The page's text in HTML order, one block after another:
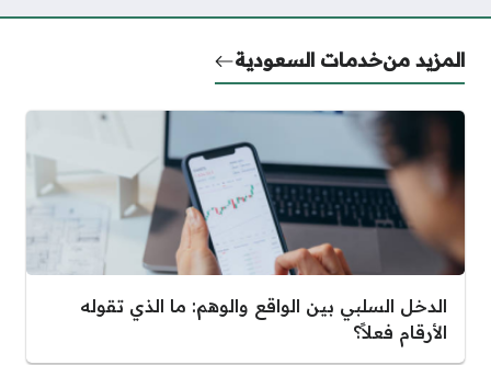
المزيد منخدمات السعودية
الدخل السلبي بين الواقع والوهم: ما الذي تقوله
الأرقام فعلاً؟